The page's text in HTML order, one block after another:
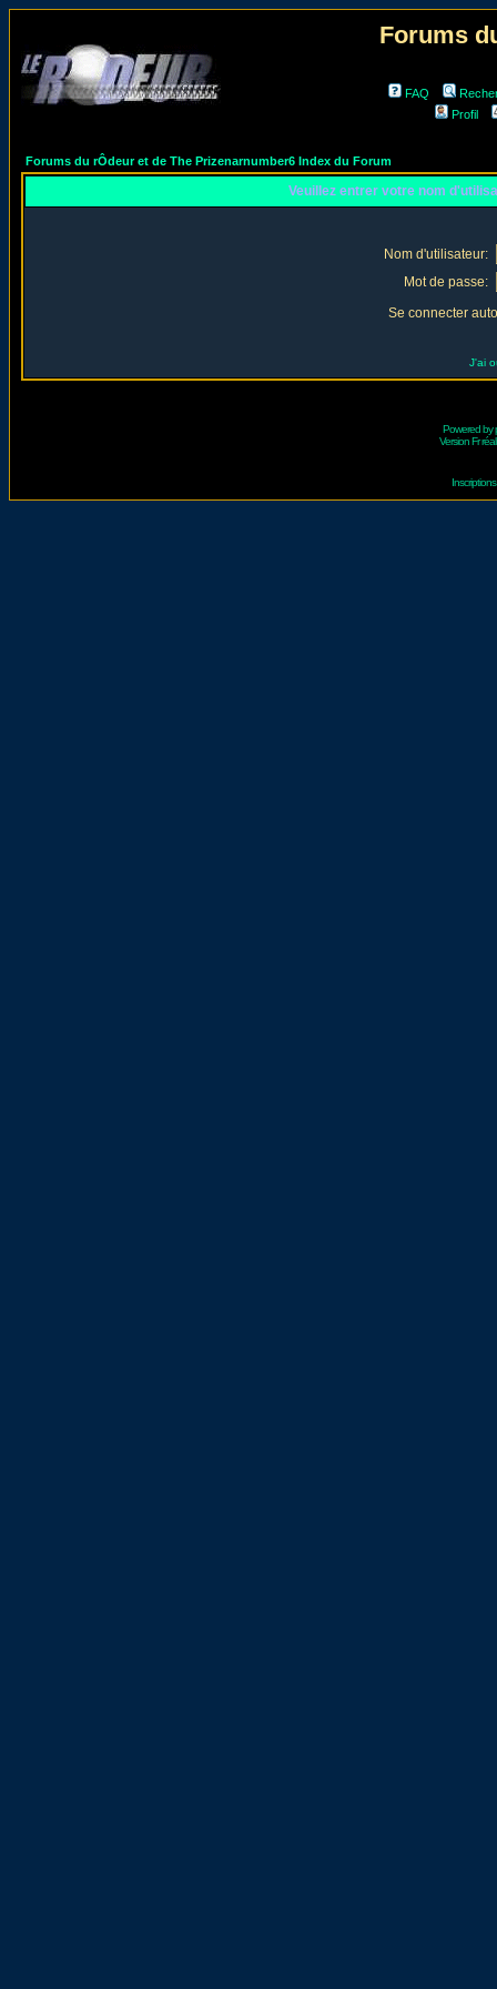
Forums
FAQ
Profil
Forums du rÔdeur et de The Prizenarnumber6 Index du Forum
Veuillez entrer votre nom
Nom d'utilisateur:
Mot de passe:
Se connecter
J'ai
Powered by
Version Fr